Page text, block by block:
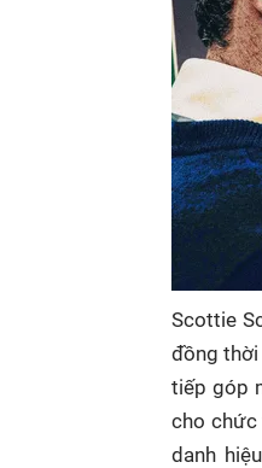
Scottie
đồng
tiếp góp
cho chức
danh